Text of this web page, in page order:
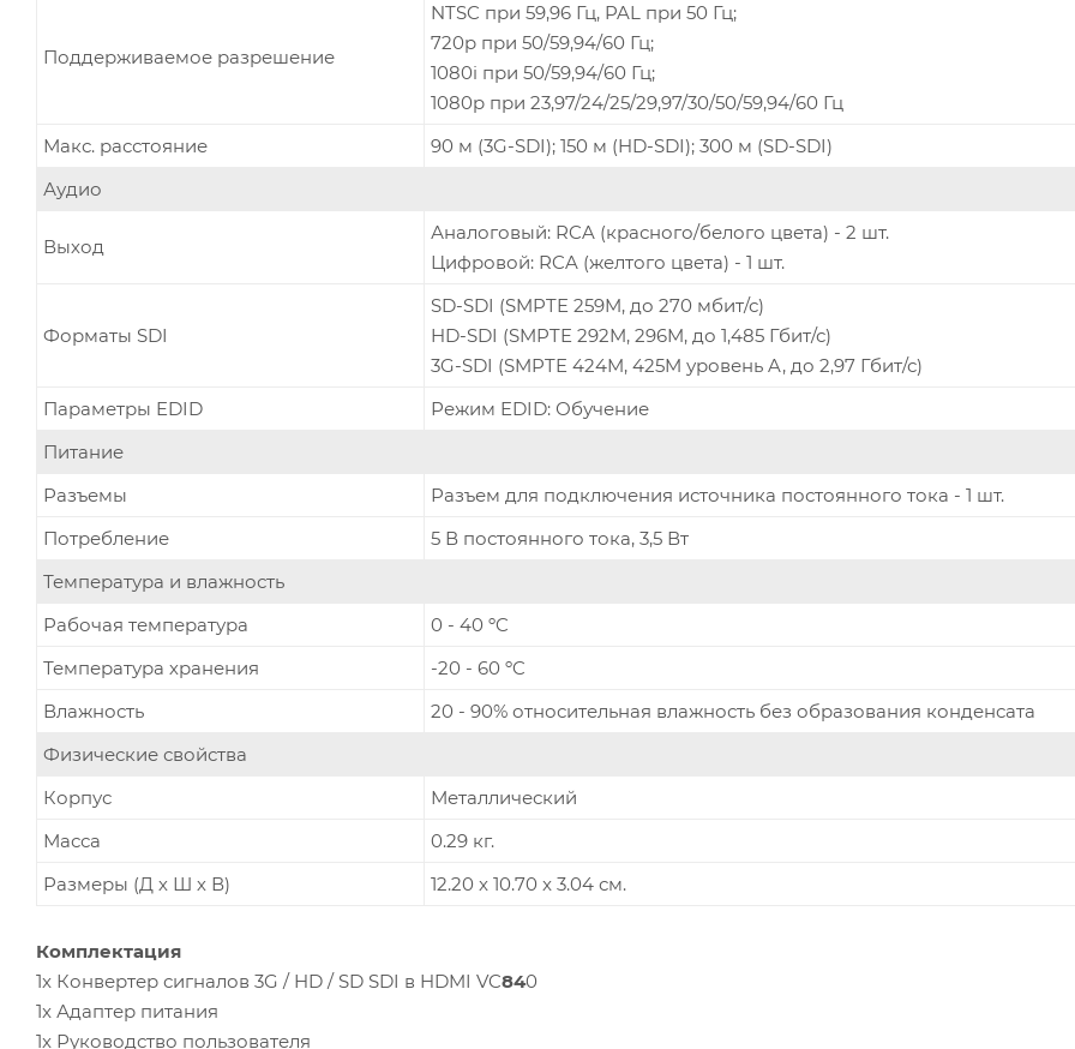
Поддерживаемое разрешение
NTSC при 59,96 Гц, PAL при 50 Гц;
720p при 50/59,94/60 Гц;
1080i при 50/59,94/60 Гц;
1080p при 23,97/24/25/29,97/30/50/59,94/60 Гц
Макс. расстояние
90 м (3G-SDI); 150 м (HD-SDI); 300 м (SD-SDI)
Аудио
Выход
Аналоговый: RCA (красного/белого цвета) - 2 шт.
Цифровой: RCA (желтого цвета) - 1 шт.
Форматы SDI
SD-SDI (SMPTE 259M, до 270 мбит/с)
HD-SDI (SMPTE 292M, 296M, до 1,485 Гбит/с)
3G-SDI (SMPTE 424M, 425M уровень A, до 2,97 Гбит/с)
Параметры EDID
Режим EDID: Обучение
Питание
Разъемы
Разъем для подключения источника постоянного тока - 1 шт.
Потребление
5 В постоянного тока, 3,5 Вт
Температура и влажность
Рабочая температура
0 - 40 ºC
Температура хранения
-20 - 60 ºC
Влажность
20 - 90% относительная влажность без образования конденсата
Физические свойства
Корпус
Металлический
Масса
0.29 кг.
Размеры (Д х Ш х В)
12.20 x 10.70 x 3.04 см.
Комплектация
1x Конвертер сигналов 3G / HD / SD SDI в HDMI VC840
1x Адаптер питания
1x Руководство пользователя